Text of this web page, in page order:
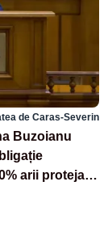
de Caras-Severin
Buzoianu
arii protejate